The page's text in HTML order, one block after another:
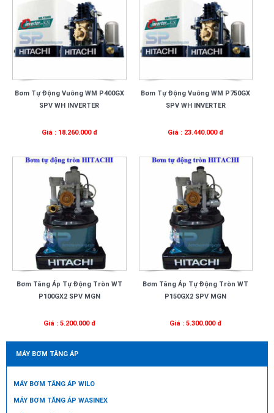
Bơm Tự Động Vuông WM P400GX
SPV WH INVERTER
Giá : 18.260.000 đ
Bơm Tự Động Vuông WM P750GX
SPV WH INVERTER
Giá : 23.440.000 đ
Bơm Tăng Áp Tự Động Tròn WT
P100GX2 SPV MGN
Giá : 5.200.000 đ
Bơm Tăng Áp Tự Động Tròn WT
P150GX2 SPV MGN
Giá : 5.300.000 đ
MÁY BƠM TĂNG ÁP
MÁY BƠM TĂNG ÁP WILO
MÁY BƠM TĂNG ÁP WASINEX